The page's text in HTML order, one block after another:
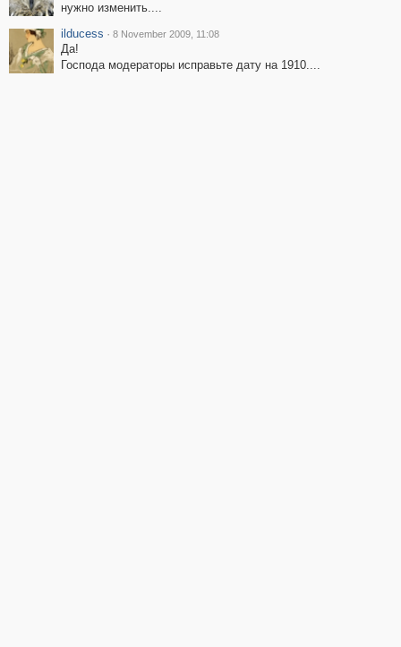
нужно изменить....
ilducess · 8 November 2009, 11:08
Да!
Господа модераторы исправьте дату на 1910....